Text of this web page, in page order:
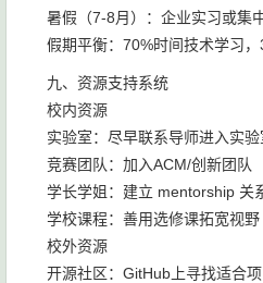
暑假（7-8月）：企业实习或集
假期平衡：70%时间技术学习
九、资源支持系统
校内资源
实验室：尽早联系导师进入实验
竞赛团队：加入ACM/创新团队
学长学姐：建立 mentorship 关
学校课程：善用选修课拓宽视野
校外资源
开源社区：GitHub上寻找适合项